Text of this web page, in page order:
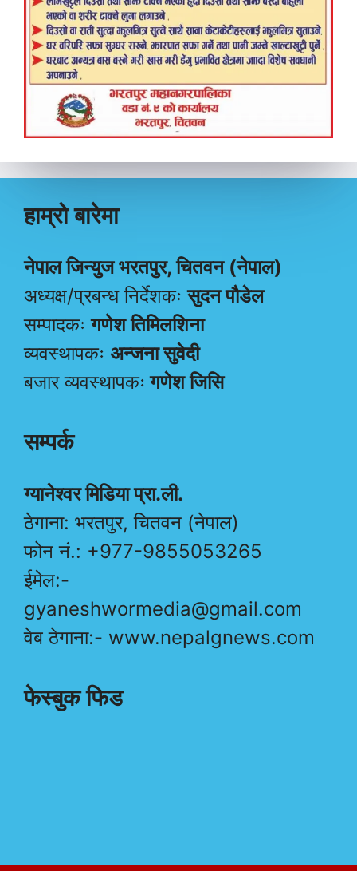
हाम्रो बारेमा
नेपाल जिन्युज भरतपुर, चितवन (नेपाल)
अध्यक्ष/प्रबन्ध निर्देशकःसुदन पौडेल
सम्पादकःगणेश तिमिलशिना
व्यवस्थापकः अन्जना सुवेदी
बजार व्यवस्थापकः गणेश जिसि
सम्पर्क
ग्यानेश्वर मिडिया प्रा.ली.
ठेगाना: भरतपुर, चितवन (नेपाल)
फोन नं.: +977-9855053265
ईमेल:-
gyaneshwormedia@gmail.com
वेब ठेगाना:- www.nepalgnews.com
फेस्बुक फिड